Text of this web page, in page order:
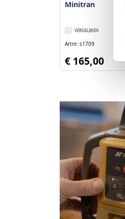
Minitran
VERGELIJKEN
Artnr s1709
€ 165,00